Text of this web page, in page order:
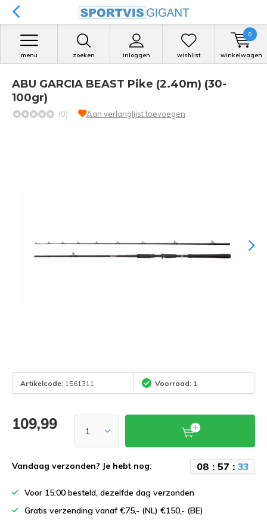
zoeken inloggen
menu wishlist winkelwagen
0
ABU GARCIA BEAST Pike (2.40m) (30-
100gr)
(0) Aan verlanglijst toevoegen
Artikelcode: 1561311 Voorraad: 1
109,99
Vandaag verzonden? Je hebt nog: 08 : 57 : 33
Voor 15:00 besteld, dezelfde dag verzonden
Gratis verzending vanaf €75,- (NL) €150,- (BE)